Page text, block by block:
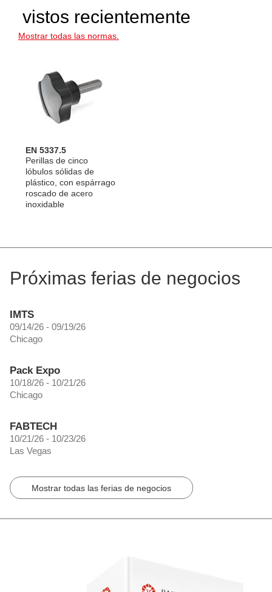
vistos recientemente
Mostrar todas las normas.
EN 5337.5
Perillas de cinco
lóbulos sólidas de
plástico, con espárrago
roscado de acero
inoxidable
Próximas ferias de negocios
IMTS
09/14/26 - 09/19/26
Chicago
Pack Expo
10/18/26 - 10/21/26
Chicago
FABTECH
10/21/26 - 10/23/26
Las Vegas
Mostrar todas las ferias de negocios